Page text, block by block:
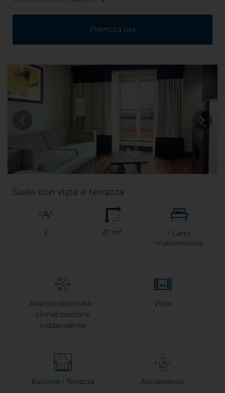
Prenota ora
Suite con vista e terrazza
2 27 m² 1 Letto
matrimoniale
Aria condizionata -
climatizzazione
indipendente
Viste
Balcone / Terrazza Accappatoio